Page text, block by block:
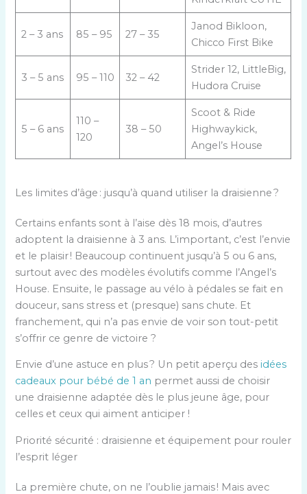
2 – 3 ans 85 – 95 27 – 35
Janod Bikloon,
Chicco First Bike
3 – 5 ans 95 – 110 32 – 42
Strider 12, LittleBig,
Hudora Cruise
5 – 6 ans
110 –
120
38 – 50
Scoot & Ride
Highwaykick,
Angel’s House
Les limites d’âge : jusqu’à quand utiliser la draisienne ?
Certains enfants sont à l’aise dès 18 mois, d’autres
adoptent la draisienne à 3 ans. L’important, c’est l’envie
et le plaisir ! Beaucoup continuent jusqu’à 5 ou 6 ans,
surtout avec des modèles évolutifs comme l’Angel’s
House. Ensuite, le passage au vélo à pédales se fait en
douceur, sans stress et (presque) sans chute. Et
franchement, qui n’a pas envie de voir son tout-petit
s’offrir ce genre de victoire ?
Envie d’une astuce en plus ? Un petit aperçu des idées
cadeaux pour bébé de 1 an permet aussi de choisir
une draisienne adaptée dès le plus jeune âge, pour
celles et ceux qui aiment anticiper !
Priorité sécurité : draisienne et équipement pour rouler
l’esprit léger
La première chute, on ne l’oublie jamais ! Mais avec